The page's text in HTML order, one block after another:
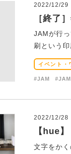
2022/12/29
［終了
JAMが行
刷という
イベント・
#JAM
2022/12/28
【hue
文字をか